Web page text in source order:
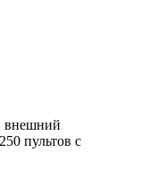
внешний
пультов с